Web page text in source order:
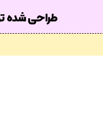
طراحی شده